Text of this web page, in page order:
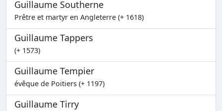
Guillaume Southerne
Prêtre et martyr en Angleterre (+ 1618)
Guillaume Tappers
(+ 1573)
Guillaume Tempier
évêque de Poitiers (+ 1197)
Guillaume Tirry